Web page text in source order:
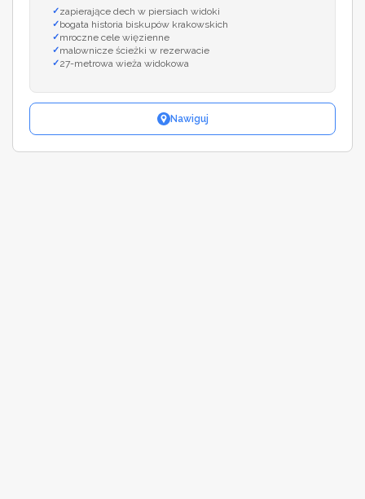
zapierające dech w piersiach widoki
bogata historia biskupów krakowskich
mroczne cele więzienne
malownicze ścieżki w rezerwacie
27-metrowa wieża widokowa
Nawiguj